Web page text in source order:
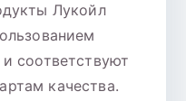
Лукойл
соответствуют
качества.